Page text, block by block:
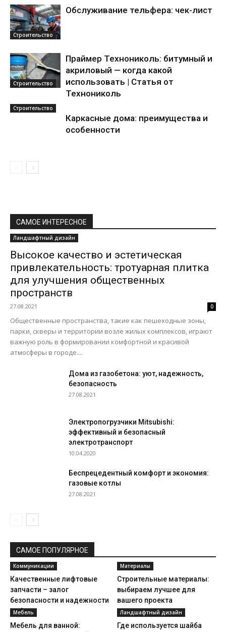
Строительство
Обслуживание тельфера: чек-лист
Строительство
Праймер Технониколь: битумный и
акриловый — когда какой
использовать | Статья от
Технониколь
Строительство
Каркасные дома: преимущества и
особенности
САМОЕ ИНТЕРЕСНОЕ
Ландшафтный дизайн
Высокое качество и эстетическая
привлекательность: тротуарная плитка
для улучшения общественных
пространств
27.08.2021 0
Общественные пространства, такие как пешеходные зоны,
парки, скверы и территории возле жилых комплексов, играют
важную роль в формировании комфортной и красивой
атмосферы в городе....
Дома из газобетона: уют, надежность,
безопасность
27.08.2021
Электропогрузчики Mitsubishi:
эффективный и безопасный
электротранспорт
10.04.2020
Беспрецедентный комфорт и экономия:
газовые котлы
27.08.2021
САМОЕ ПОПУЛЯРНОЕ
Коммуникации
Качественные лифтовые
запчасти – залог
безопасности и надежности
лифта
Материалы
Строительные материалы:
выбираем лучшее для
вашего проекта
Мебель
Мебель для ванной:
Ландшафтный дизайн
Где используется шайба